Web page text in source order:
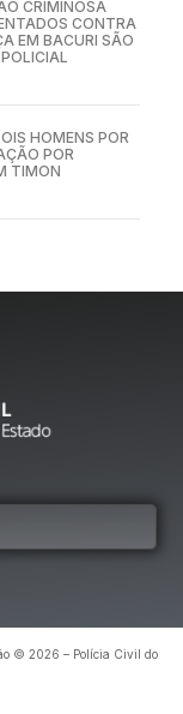
CRIMINOSA
CONTRA
EM BACURI SÃO
HOMENS POR
POR
TIMON
© 2026 – Polícia Civil do